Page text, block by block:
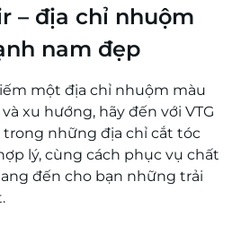
– địa chỉ nhuộm
nam đẹp
một địa chỉ nhuộm màu
xu hướng, hãy đến với VTG
trong những địa chỉ cắt tóc
lý, cùng cách phục vụ chất
đến cho bạn những trải